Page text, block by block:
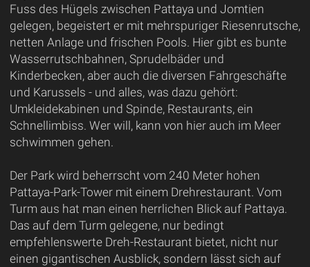
Fuss des Hügels zwischen Pattaya und Jomtien
gelegen, begeistert er mit mehrspuriger Riesenrutsche,
netten Anlage und frischen Pools. Hier gibt es bunte
Wasserrutschbahnen, Sprudelbäder und
Kinderbecken, aber auch die diversen Fahrgeschäfte
und Karussels - und alles, was dazu gehört:
Umkleidekabinen und Spinde, Restaurants, ein
Schnellimbiss. Wer will, kann von hier auch im Meer
schwimmen gehen.
Der Park wird beherrscht vom 240 Meter hohen
Pattaya-Park-Tower mit einem Drehrestaurant. Vom
Turm aus hat man einen herrlichen Blick auf Pattaya.
Das auf dem Turm gelegene, nur bedingt
empfehlenswerte Dreh-Restaurant bietet, nicht nur
einen gigantischen Ausblick, sondern lässt sich auf